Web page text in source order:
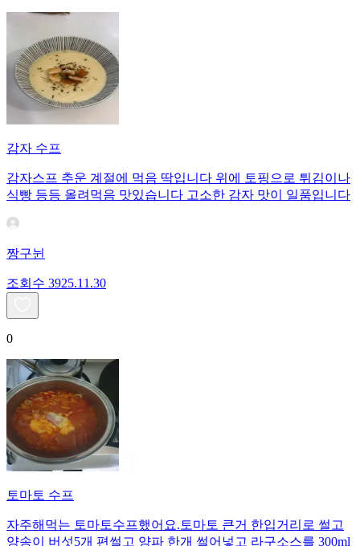
감자 수프
감자스프 추운 계절에 먹음 딱입니다 위에 토핑으로 튀김이나
식빵 등등 올려먹음 맛있습니다 고소한 감자 맛이 일품입니다
짱구뉜
조회수 3925.11.30
0
토마토 수프
자주해먹는 토마토수프했어요.토마토 큰거 한입거리로 썰고
양송이 버섯5개 편썰고 양파 한개 썰어넣고 라구소스를 300ml